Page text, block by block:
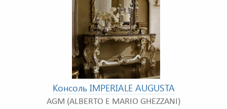
Консоль IMPERIALE AUGUSTA
AGM (ALBERTO E MARIO GHEZZANI)